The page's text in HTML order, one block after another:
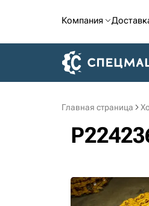
Компания
Главная страница